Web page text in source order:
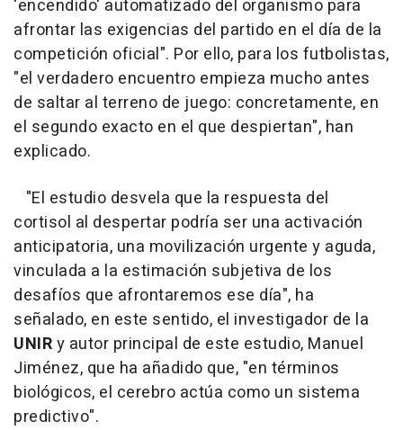
'encendido' automatizado del organismo para
afrontar las exigencias del partido en el día de la
competición oficial". Por ello, para los futbolistas,
"el verdadero encuentro empieza mucho antes
de saltar al terreno de juego: concretamente, en
el segundo exacto en el que despiertan", han
explicado.
"El estudio desvela que la respuesta del
cortisol al despertar podría ser una activación
anticipatoria, una movilización urgente y aguda,
vinculada a la estimación subjetiva de los
desafíos que afrontaremos ese día", ha
señalado, en este sentido, el investigador de la
UNIRy autor principal de este estudio, Manuel
Jiménez, que ha añadido que, "en términos
biológicos, el cerebro actúa como un sistema
predictivo".